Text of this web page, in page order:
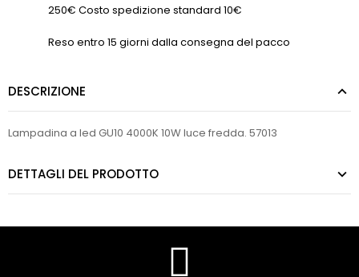
250€ Costo spedizione standard 10€
Reso entro 15 giorni dalla consegna del pacco
DESCRIZIONE
Lampadina a led GU10 4000K 10W luce fredda. 57013
DETTAGLI DEL PRODOTTO